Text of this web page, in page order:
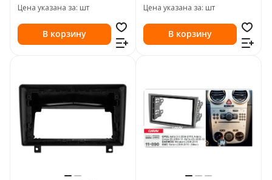
Цена указана за: шт
В корзину
Цена указана за: шт
В корзину